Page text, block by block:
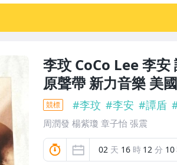
李玟 CoCo Lee 李
原聲帶 新力音樂 美
競標 #李玟 #李安 #譚盾
周潤發 楊紫瓊 章子怡 張震
02 天 16 時 12 分 08